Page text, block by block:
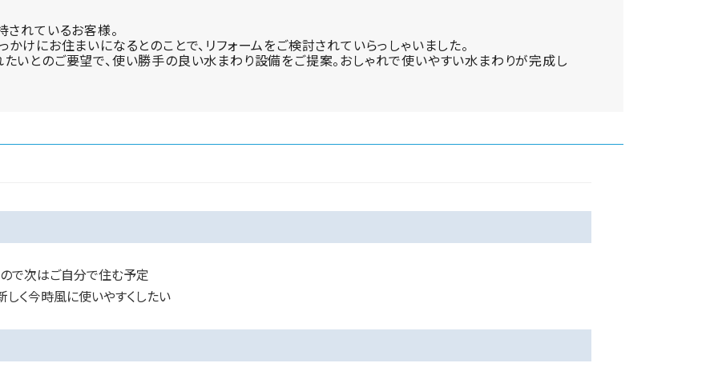
れているお客様。
けにお住まいになるとのことで、リフォームをご検討されていらっしゃいました。
いとのご要望で、使い勝手の良い水まわり設備をご提案。おしゃれで使いやすい水まわりが完成し
で次はご自分で住む予定
く今時風に使いやすくしたい